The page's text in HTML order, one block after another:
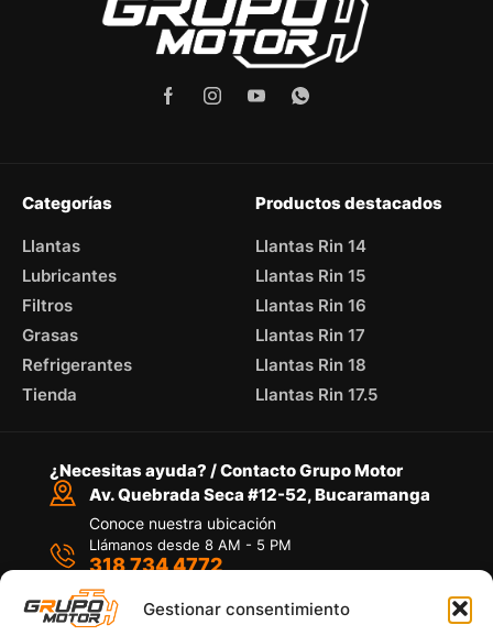
Gestionar consentimiento
Categorías
Llantas
Lubricantes
Filtros
Grasas
Refrigerantes
Tienda
Productos destacados
Llantas Rin 14
Llantas Rin 15
Llantas Rin 16
Llantas Rin 17
Llantas Rin 18
Llantas Rin 17.5
¿Necesitas ayuda? / Contacto Grupo Motor
Av. Quebrada Seca #12-52, Bucaramanga
Conoce nuestra ubicación
Llámanos desde 8 AM - 5 PM
318 734 4772
Por medio de WhatsApp